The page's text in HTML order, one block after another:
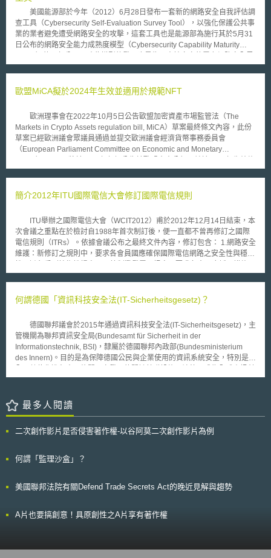
美國能源部於今年（2012）6月28日發布一套新的網路安全自我評估調
查工具（Cybersecurity Self-Evaluation Survey Tool），以強化保護公共事
業的業者避免遭受網路安全的攻擊，這套工具也是能源部為施行其於5月31
日公布的網路安全能力成熟度模型（Cybersecurity Capability Maturity
險管理成熟度倡議（ Electricity Subsector Cybersecurity Risk
能源部與國土安全部共同領導，並且與業界、其他聯邦機構以及卡內基大學
力、使相關業者可以有效並持續設立網路安全能力的基準、分享知識、解決
的方法與其他相關的參考資料、使業者得以排定對於改善網路安全的行動以
及投資上的優先順序，以幫助業者發展並且評估他們的網路安全能力。
此次發佈的評估工具則是以問卷的方式，著重在情境式的認知與威脅及
弱點的管理，而後能源部將針對自願提供評估結果的業者提供個案報告，幫
案，以解決差距的問題，並且定期評估追蹤網路安全能力的改善進度，能源
歐盟MiCA擬於2024年生效並適用於規範NFT
歐洲理事會在2022年10月5日公告歐盟加密資產市場監管法（The
Markets in Crypto Assets regulation bill, MiCA）草案最終條文內容，此份
草案已經歐洲議會眾議員通過並提交歐洲議會經濟貨幣事務委員會
（European Parliament Committee on Economic and Monetary
行。MiCA屬於歐盟數位金融政策（Europe’s Digital Finance Strategy）之
構，以保護加密代幣使用者和投資人權益，為歐盟金融法規未涵蓋的加密資
的是，相關規定歐盟目前並未排除適用於非同質的加密貨幣（non-fungible
tokens, NFT）。 草案前言第6c點明文，不應考慮「獨特且非同質的加
密資產」（unique and non-fungible crypto-asset）的小部分獨特性和非同
質性，因為大量以一系列NFT形式發行加密資產應認定是具備同質性
（fungibility）之指標。從而，未來在歐盟發行NFT將適用MiCA規定，包
加密資產交易可被追蹤、得封鎖可疑交易等以達到防制洗錢與打擊恐怖主義
資產來源，確保加密資產並未涉及洗錢或恐怖主義融資之風險。 三、
簡介2012年ITU國際電信大會修訂國際電信規則
ITU舉辦之國際電信大會（WCIT2012）甫於2012年12月14日結束，本
次會議之重點在於檢討自1988年首次制訂後，便一直都不曾再修訂之國際
電信規則（ITRs）。依據會議公布之最終文件內容，修訂包含： 1.網路安全
維護：新修訂之規則中，要求各會員國應確保國際電信網路之安全性與穩固
防制未經許可之濫發電子訊息，以減少對國際電信服務之影響。 3.保障身心
障身心障礙者獲取電信服務之權益。 在修訂電信規則之外，本次會議
國家，維護接取國際光纖網路的權益與需求。有鑑於開發中國家與國際網路
接駁時，無論就成本或實體線路接取，均需已開發國家之幫助，使其在高速
光纖網路發展趨勢下，能以合理費用與國際接軌。 2.設立全球統一緊急服務
號碼：由於緊急服務對於全球使用者（特別是旅行者）非常重要，ITU於本
項決議中責成技術部門與會員國協調，研究建立全球統一之電信緊急服務號
有巨大的影響力，對我國未來電信法制之發展亦將有深遠影響，WCIT會議
結束後，新修訂之國際電信規則也正提交各會員國進行簽署，在生效後將對
各國電信法制造成影響，我國電信法制亦應及早進行研究，關注新規則發展
何謂德國「資訊科技安全法(IT-Sicherheitsgesetz)？
德國聯邦議會於2015年通過資訊科技安全法(IT-Sicherheitsgesetz)，主
管機關為聯邦資訊安全局(Bundesamt für Sicherheit in der
Informationstechnik, BSI)，隸屬於德國聯邦內政部(Bundesministerium
des Innern)。目的是為保障德國公民與企業使用的資訊系統安全，特別是在
技系統及數位基礎設施安全的先驅與各國的模範，同時藉此強化德國資訊科
設施上改進企業資訊科技安全、保護公民的網路安全、確保德國聯邦資訊科
技、加強聯邦資訊技術安全局的能力與資源、擴展聯邦刑事網路犯罪的調查
Infrastrukturbetreiber) 進行安全要求，例如在能源、資訊科技、電信、運輸
關鍵基礎設施的營運商，要滿足資訊科技安全的最低標準，且須向聯邦資訊
的保護。
最多人閱讀
二次創作影片是否侵害著作權-以谷阿莫二次創作影片為例
何謂「監理沙盒」？
美國聯邦法院有關Defend Trade Secrets Act的晚近見解與趨勢
A片也要搞創意！具原創性之A片享有著作權